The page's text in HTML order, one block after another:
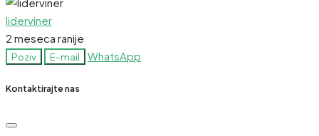
liderviner
2 meseca ranije
Poziv E-mail WhatsApp
Kontaktirajte nas